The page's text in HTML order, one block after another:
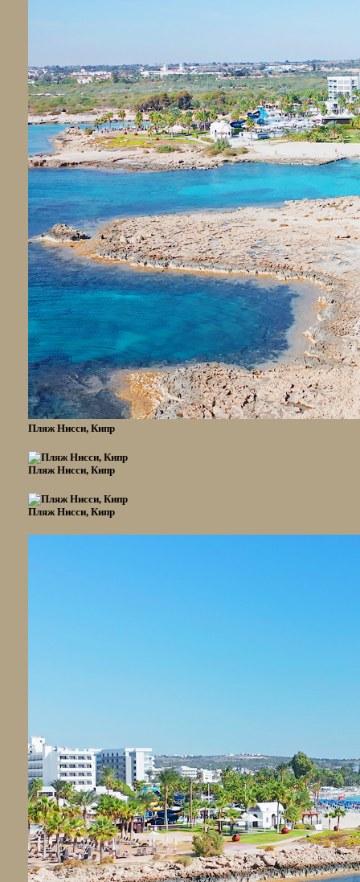
Пляж Нисси, Кипр
Пляж Нисси, Кипр
Пляж Нисси, Кипр